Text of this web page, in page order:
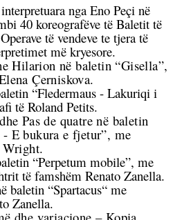
nga Eno Peçi në
40 koreografëve të Baletit të
të vendeve te tjera të
më kryesore.
Hilarion në baletin “Gisella”,
Çerniskova.
“Fledermaus - Lakuriqi i
të Roland Petits.
Pas de quatre në baletin
- E bukura e fjetur”, me
Wright.
“Perpetum mobile”, me
të famshëm Renato Zanella.
baletin “Spartacus“ me
Zanella.